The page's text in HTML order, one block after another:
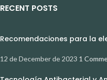
RECENT POSTS
Recomendaciones para la
12 de December de 2023 1